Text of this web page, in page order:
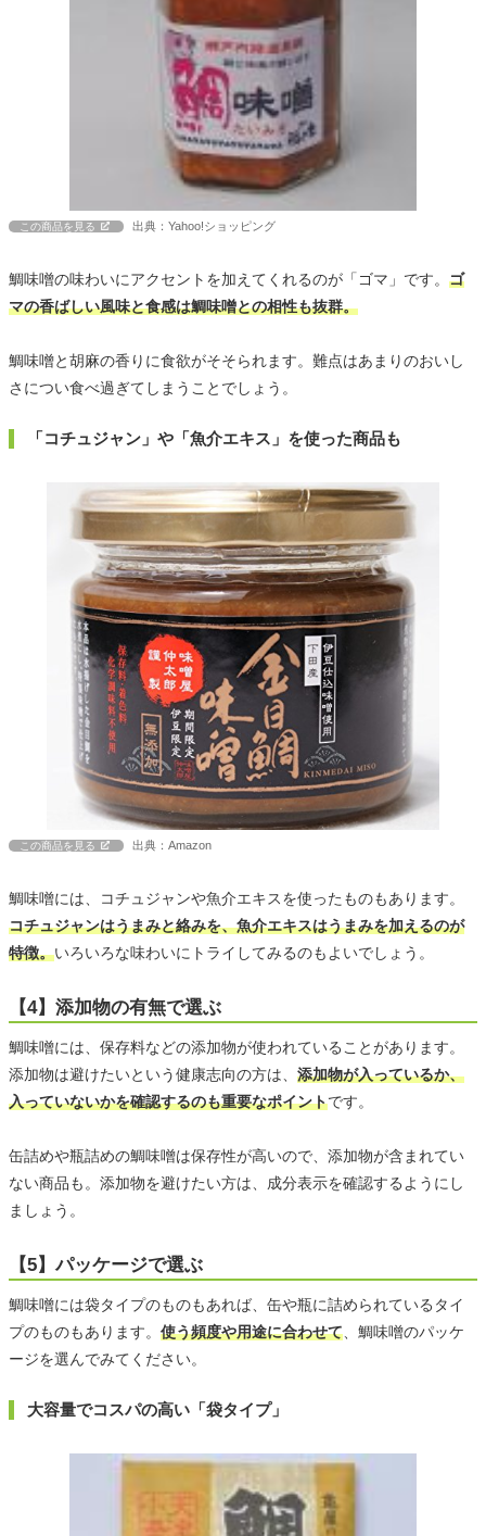
この商品を見る 出典：Yahoo!ショッピング
鯛味噌の味わいにアクセントを加えてくれるのが「ゴマ」です。 ゴ
マの香ばしい風味と食感は鯛味噌との相性も抜群。
鯛味噌と胡麻の香りに食欲がそそられます。難点はあまりのおいし
さについ食べ過ぎてしまうことでしょう。
「コチュジャン」や「魚介エキス」を使った商品も
この商品を見る 出典：Amazon
鯛味噌には、コチュジャンや魚介エキスを使ったものもあります。
コチュジャンはうまみと絡みを、魚介エキスはうまみを加えるのが
特徴。いろいろな味わいにトライしてみるのもよいでしょう。
【4】添加物の有無で選ぶ
鯛味噌には、保存料などの添加物が使われていることがあります。
添加物は避けたいという健康志向の方は、 添加物が入っているか、
入っていないかを確認するのも重要なポイントです。
缶詰めや瓶詰めの鯛味噌は保存性が高いので、添加物が含まれてい
ない商品も。添加物を避けたい方は、成分表示を確認するようにし
ましょう。
【5】パッケージで選ぶ
鯛味噌には袋タイプのものもあれば、缶や瓶に詰められているタイ
プのものもあります。 使う頻度や用途に合わせて 、鯛味噌のパッケ
ージを選んでみてください。
大容量でコスパの高い「袋タイプ」